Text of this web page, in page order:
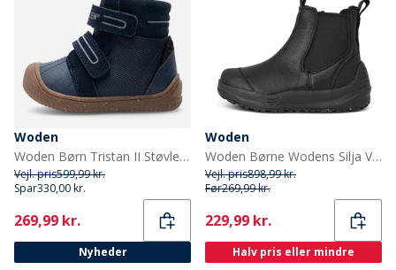
Woden
Woden Børn Tristan II Støvler 010 Navy
Vejl. pris599,99 kr.
Spar330,00 kr.
Current
269,99 kr.
Nyheder
Woden
Woden Børne Wodens Silja Varme Læderstøvler 020 Black
Vejl. pris898,99 kr.
Før269,99 kr.
Current
229,99 kr.
Halv pris eller mindre